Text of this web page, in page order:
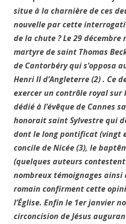
situe à la charnière de ces
nouvelle par cette
de la chute ? Le 29 décembre
martyre de saint Thomas
de Cantorbéry qui s’opposa
Henri II d’Angleterre (2) . Ce
exercer un contrôle royal sur
dédié à l’évêque de Cannes
honorait saint Sylvestre qui
dont le long pontificat (vingt
concile de Nicée (3), le
(quelques auteurs
nombreux témoignages
romain confirment cette
l’Église. Enfin le 1er janvier
circoncision de Jésus